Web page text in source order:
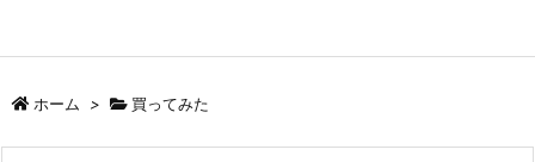
ホーム > 買ってみた